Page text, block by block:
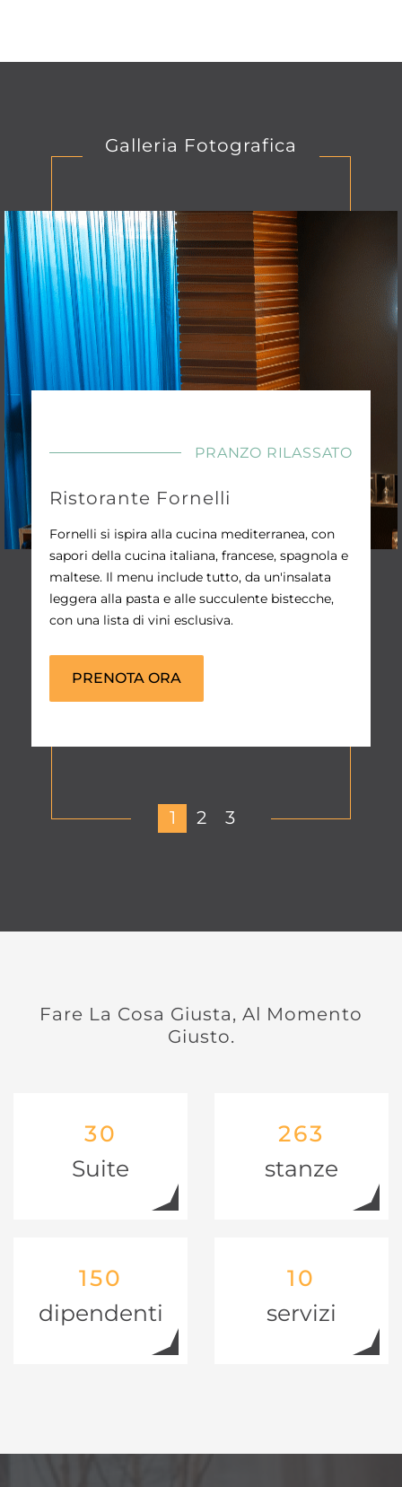
Galleria Fotografica
PRANZO RILASSATO
Ristorante Fornelli
Fornelli si ispira alla cucina mediterranea, con
sapori della cucina italiana, francese, spagnola e
maltese. Il menu include tutto, da un'insalata
leggera alla pasta e alle succulente bistecche,
con una lista di vini esclusiva.
PRENOTA ORA
1 2 3
Fare La Cosa Giusta, Al Momento
Giusto.
30
Suite
263
stanze
150
dipendenti
10
servizi